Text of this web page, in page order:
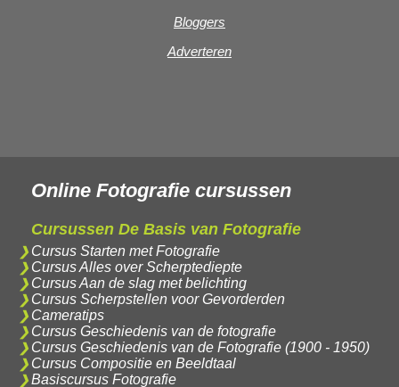
Bloggers
Adverteren
Online Fotografie cursussen
Cursussen De Basis van Fotografie
Cursus Starten met Fotografie
Cursus Alles over Scherptediepte
Cursus Aan de slag met belichting
Cursus Scherpstellen voor Gevorderden
Cameratips
Cursus Geschiedenis van de fotografie
Cursus Geschiedenis van de Fotografie (1900 - 1950)
Cursus Compositie en Beeldtaal
Basiscursus Fotografie